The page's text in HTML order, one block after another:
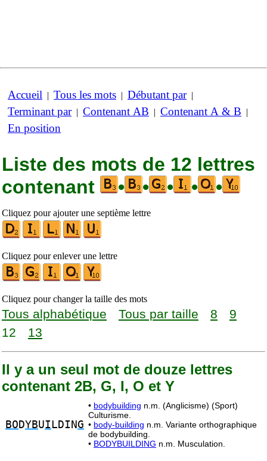
Accueil | Tous les mots | Débutant par|
Terminant par| Contenant AB | Contenant A & B |
En position
Liste des mots de 12 lettres
contenant
• • • • •
Cliquez pour ajouter une septième lettre
Cliquez pour enlever une lettre
Cliquez pour changer la taille des mots
Tous alphabétique Tous par taille 8
9
12
13
Il y a un seul mot de douze lettres
contenant 2B, G, I, O et Y
BO DYBUI LDING
• bodybuilding n.m. (Anglicisme) (Sport)
Culturisme.
• body-building n.m. Variante orthographique
de bodybuilding.
• BODYBUILDING n.m. Musculation.